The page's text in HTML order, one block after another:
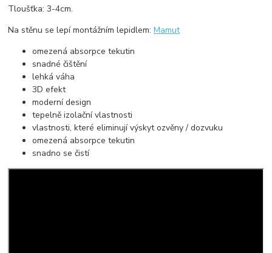
Tloušťka: 3-4cm.
Na stěnu se lepí montážním lepidlem:Mamut
omezená absorpce tekutin
snadné čištění
lehká váha
3D efekt
moderní design
tepelně izolační vlastnosti
vlastnosti, které eliminují výskyt ozvěny / dozvuku
omezená absorpce tekutin
snadno se čistí